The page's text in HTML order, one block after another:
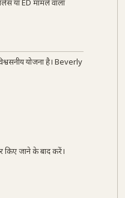
या ED मामले वाला
योजना है। Beverly
किए जाने के बाद करें।